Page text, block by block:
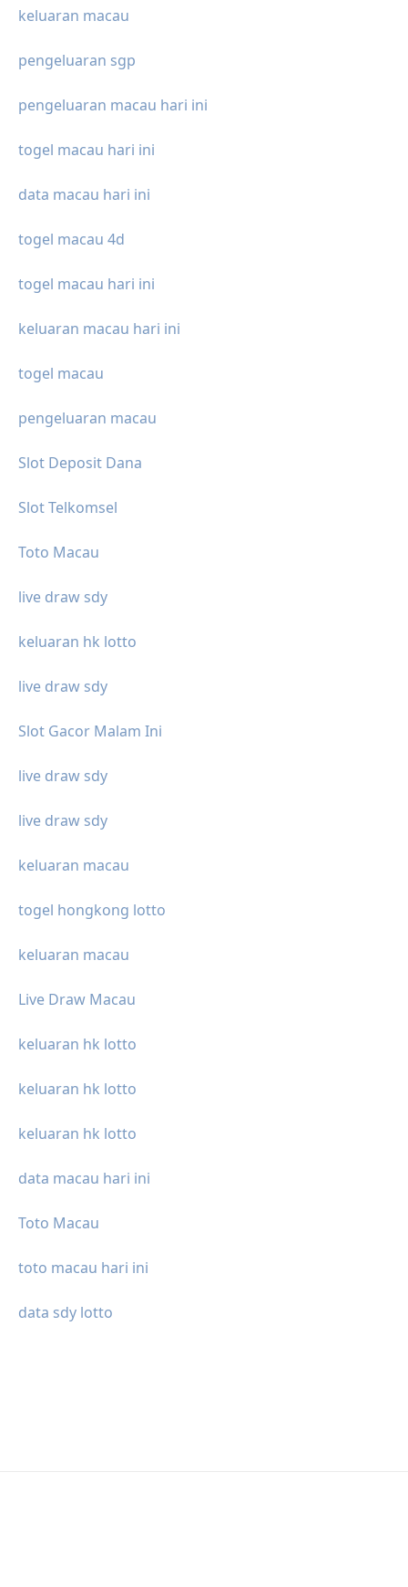
keluaran macau
pengeluaran sgp
pengeluaran macau hari ini
togel macau hari ini
data macau hari ini
togel macau 4d
togel macau hari ini
keluaran macau hari ini
togel macau
pengeluaran macau
Slot Deposit Dana
Slot Telkomsel
Toto Macau
live draw sdy
keluaran hk lotto
live draw sdy
Slot Gacor Malam Ini
live draw sdy
live draw sdy
keluaran macau
togel hongkong lotto
keluaran macau
Live Draw Macau
keluaran hk lotto
keluaran hk lotto
keluaran hk lotto
data macau hari ini
Toto Macau
toto macau hari ini
data sdy lotto